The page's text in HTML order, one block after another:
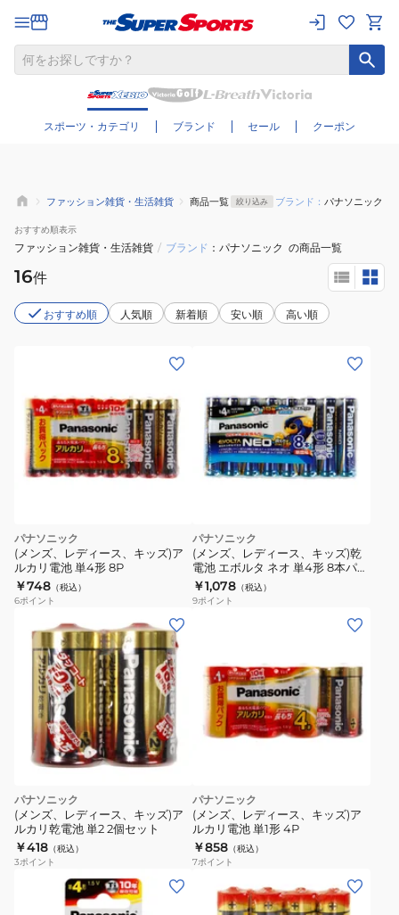
スポーツ・カテゴリ ブランド セール クーポン
さらに絞り込む
ファッション雑貨・生活雑貨 商品一覧 絞り込み ブランド： パナソニック
おすすめ順表示
ファッション雑貨・生活雑貨 / ブランド パナソニック の商品一覧
16件
おすすめ順 人気順 新着順 安い順 高い順
パナソニック
(メンズ、レディース、キッズ)ア
ルカリ電池 単4形 8P
￥748 （税込）
6ポイント
パナソニック
(メンズ、レディース、キッズ)乾
電池 エボルタ ネオ 単4形 8本パッ
ク
￥1,078 （税込）
9ポイント
パナソニック
(メンズ、レディース、キッズ)ア
ルカリ乾電池 単2 2個セット
￥418 （税込）
3ポイント
パナソニック
(メンズ、レディース、キッズ)ア
ルカリ電池 単1形 4P
￥858 （税込）
7ポイント